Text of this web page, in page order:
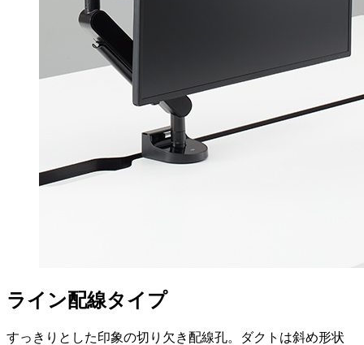
ライン配線タイプ
すっきりとした印象の切り欠き配線孔。ダクトは斜め形状